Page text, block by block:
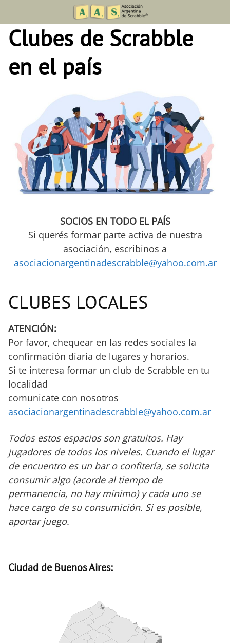
content
Clubes de Scrabble
en el país
SOCIOS EN TODO EL PAÍS
Si querés formar parte activa de nuestra
asociación, escribinos a
asociacionargentinadescrabble@yahoo.com.ar
CLUBES LOCALES
ATENCIÓN:
Por favor, chequear en las redes sociales la
confirmación diaria de lugares y horarios.
Si te interesa formar un club de Scrabble en tu
localidad
comunicate con nosotros
asociacionargentinadescrabble@yahoo.com.ar
Todos estos espacios son gratuitos. Hay
jugadores de todos los niveles. Cuando el lugar
de encuentro es un bar o confitería, se solicita
consumir algo (acorde al tiempo de
permanencia, no hay mínimo) y cada uno se
hace cargo de su consumición. Si es posible,
aportar juego.
Ciudad de Buenos Aires: